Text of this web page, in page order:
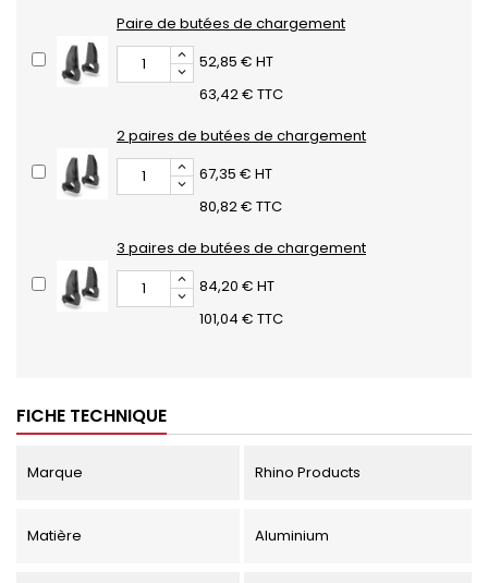
Paire de butées de chargement
52,85 € HT
63,42 € TTC
2 paires de butées de chargement
67,35 € HT
80,82 € TTC
3 paires de butées de chargement
84,20 € HT
101,04 € TTC
FICHE TECHNIQUE
Marque Rhino Products
Matière Aluminium